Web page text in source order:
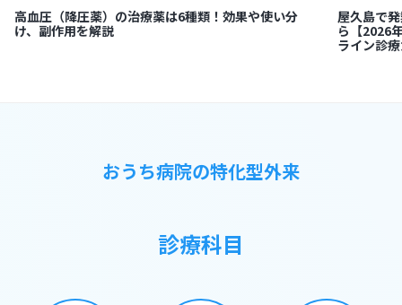
高血圧（降圧薬）の治療薬は6種類！効果や使い分
け、副作用を解説
屋久島で
ら【2026
ライン診
おうち病院の特化型外来
診療科目